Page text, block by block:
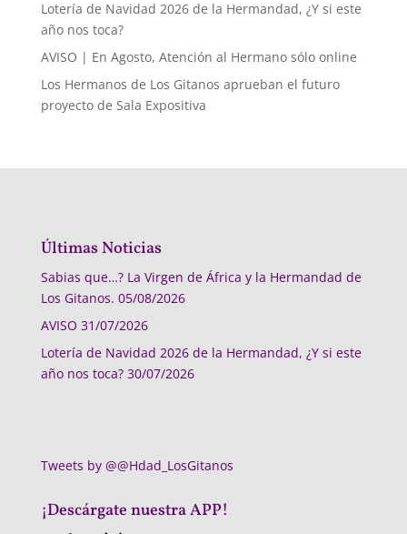
Lotería de Navidad 2026 de la Hermandad, ¿Y si este
año nos toca?
AVISO | En Agosto, Atención al Hermano sólo online
Los Hermanos de Los Gitanos aprueban el futuro
proyecto de Sala Expositiva
Últimas Noticias
Sabias que…? La Virgen de África y la Hermandad de
Los Gitanos. 05/08/2026
AVISO 31/07/2026
Lotería de Navidad 2026 de la Hermandad, ¿Y si este
año nos toca? 30/07/2026
Tweets by @@Hdad_LosGitanos
¡Descárgate nuestra APP!